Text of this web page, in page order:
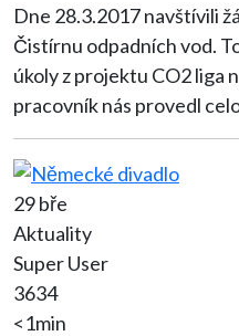
Dne 28.3.2017 navštívili
Čistírnu odpadních vod. Touto akcí jsme plnili také
úkoly z projektu CO2 liga
pracovník nás provedl
29 bře
Aktuality
Super User
3634
<1min